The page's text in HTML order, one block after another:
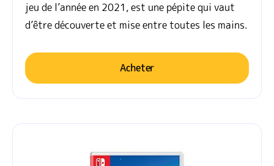
jeu de l’année en 2021, est une pépite qui vaut
d’être découverte et mise entre toutes les mains.
Acheter